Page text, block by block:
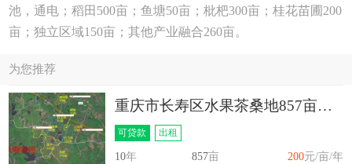
池，通电；稻田500亩；鱼塘50亩；枇杷300亩；桂花苗圃200
亩；独立区域150亩；其他产业融合260亩。
为您推荐
重庆市长寿区水果茶桑地857亩出租
可贷款 出租
10年 200元/亩/年
857亩